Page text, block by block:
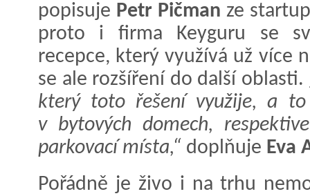
popisuje Petr Pičman ze
proto i firma Keyguru se
recepce, který využívá už více
se ale rozšíření do další oblasti.
který toto řešení využije, a
v bytových domech,
parkovací místa,“ doplňuje Eva
Pořádně je živo i na trhu